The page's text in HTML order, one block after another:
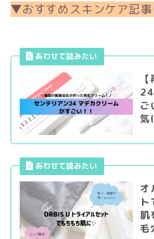
▼おすすめスキンケア記事
ご
気
オ
肌
毛